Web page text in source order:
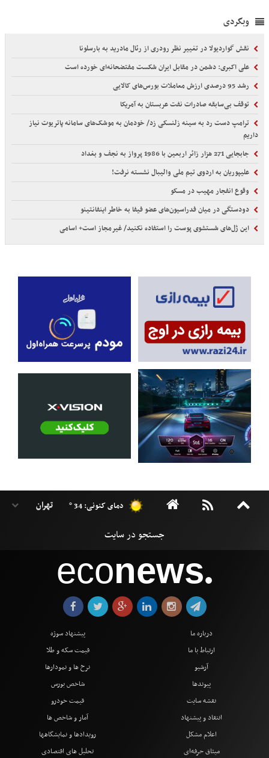
وبگردی
نقش گواردیولا در تغییر نظر رودری از رئال مادرید به بارسلونا
علی اکبری: دشمن در مقابل ایران شکست مفتضحانه‌ای خورده است
رشد 95 درصدی ارزش معاملات بورس‌های کالایی
توقف بی‌سابقه صادرات نفت عربستان به آمریکا
ترامپ دست رد به سینه زلنسکی زد/ خودمان به موشک‌های سامانه پاتریوت نیاز
داریم
جابجایی 271 هزار زائر اربعین با 1986 پرواز به نجف و بغداد
علیپوریان به اردوی تیم ملی والیبال نشسته نرفت!
وقوع انفجار مهیب در مسکو
دودستگی در میان فدراسیون‌های عضو فیفا به خاطر اینفانتینو
این ژل‌های شستشوی پوست را استفاده نکنید/ غیرمجاز است+ اسامی
دمای کنونی: 34 °
econews●
درباره ما
ارتباط با ما
آرشیو
پیوندها
نقشه سایت
انتقاد و پیشنهاد
اعلام مشکل
میثاق حرفه‌ای
پیشنهاد سوژه
قیمت سکه و طلا
نرخ ها و نمودارها
شاخص بورس
قیمت خودرو
آمار و شاخص ها
رویدادها و نمایشگاهها
تحلیل های اقتصادی